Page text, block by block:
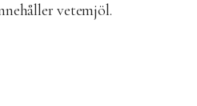
vetemjöl.